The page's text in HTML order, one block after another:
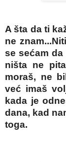
A šta da ti
ne
se sećam
ništa ne
moraš, ne
već imaš
kada je
dana, kad
toga.